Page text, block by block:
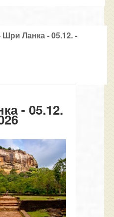
Шри Ланка - 05.12. -
- 05.12.